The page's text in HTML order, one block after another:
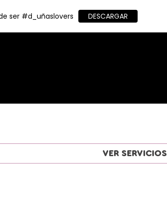
VER SERVICIOS
ser #d_uñaslovers DESCARGAR